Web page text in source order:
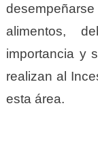
alimentos,
importancia y
realizan al
esta área.